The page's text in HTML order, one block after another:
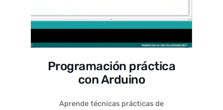
Programación práctica
con Arduino
Aprende técnicas prácticas de